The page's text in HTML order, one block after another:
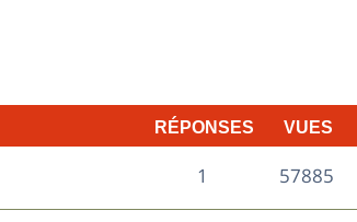
RÉPONSES VUES
1
é
57885V
u